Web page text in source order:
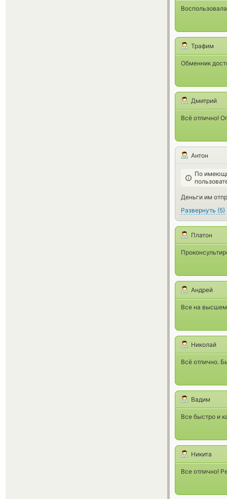
Трафим
Обменник
Дмитрий
Всё отлично!
Антон
По
Деньги им
Развернуть (5)
Платон
Андрей
Все на высшем
Николай
Всё отлично.
Вадим
Все быстро и
Никита
Все отлично!